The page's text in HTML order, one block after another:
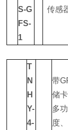
S-G
FS-
1
传感
T
N
H
Y-
4-
带
储
多
度